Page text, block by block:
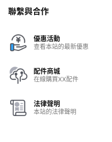
聯繫與合作
優惠活動
查看本站的最新優惠
配件商城
在線購買XX配件
法律聲明
本站的法律聲明